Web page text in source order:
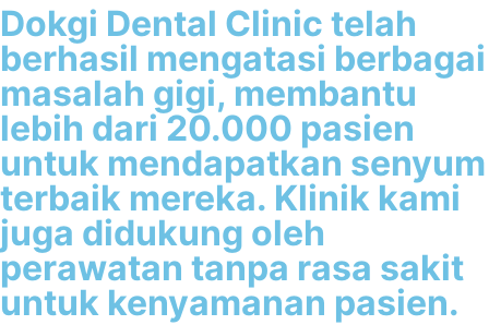
Dokgi Dental Clinic telah
berhasil mengatasi berbagai
masalah gigi, membantu
lebih dari 20.000 pasien
untuk mendapatkan senyum
terbaik mereka. Klinik kami
juga didukung oleh
perawatan tanpa rasa sakit
untuk kenyamanan pasien.